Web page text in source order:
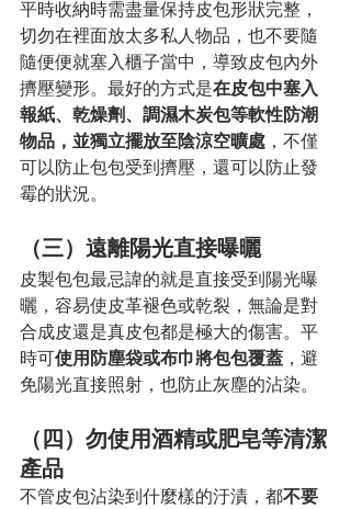
平時收納時需盡量保持皮包形狀完整，
切勿在裡面放太多私人物品，也不要隨
隨便便就塞入櫃子當中，導致皮包內外
擠壓變形。最好的方式是在皮包中塞入
報紙、乾燥劑、調濕木炭包等軟性防潮
物品，並獨立擺放至陰涼空曠處 ，不僅
可以防止包包受到擠壓，還可以防止發
霉的狀況。
（三）遠離陽光直接曝曬
皮製包包最忌諱的就是直接受到陽光曝
曬，容易使皮革褪色或乾裂，無論是對
合成皮還是真皮包都是極大的傷害。平
時可使用防塵袋或布巾將包包覆蓋 ，避
免陽光直接照射，也防止灰塵的沾染。
（四）勿使用酒精或肥皂等清潔
產品
不管皮包沾染到什麼樣的汙漬，都不要